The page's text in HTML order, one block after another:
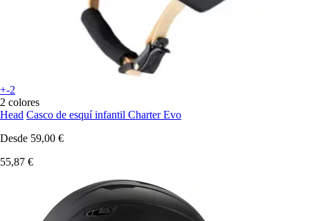
+-2
2 colores
Head Casco de esquí infantil Charter Evo
Desde 59,00 €
55,87 €